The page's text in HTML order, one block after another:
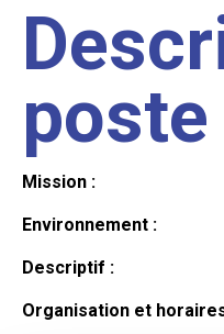
poste
Mission :
Environnement :
Descriptif :
Organisation et